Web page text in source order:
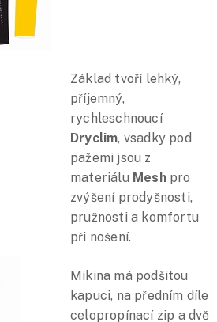
Základ tvoří lehký,
příjemný,
rychleschnoucí
Dryclim, vsadky pod
pažemi jsou z
materiálu Mesh pro
zvýšení prodyšnosti,
pružnosti a komfortu
při nošení.
Mikina má podšitou
kapuci, na předním díle
celopropínací zip a dvě